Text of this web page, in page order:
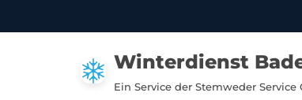
Winterdienst
Ein Service der Stemweder Service